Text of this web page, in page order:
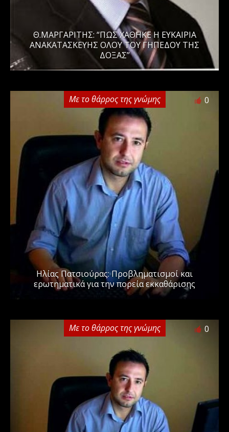
Θ.ΜΑΡΓΑΡΙΤΗΣ: “ΠΩΣ ΧΑΘΗΚΕ Η ΕΥΚΑΙΡΙΑ
ΑΝΑΚΑΤΑΣΚΕΥΗΣ ΟΛΟΥ ΤΟΥ ΓΗΠΕΔΟΥ ΤΗΣ
ΔΟΞΑΣ”
Με το θάρρος της γνώμης 0
Ηλίας Πατσιούρας: Προβληματισμοί και
ερωτηματικά για την πορεία εκκαθάρισης
Με το θάρρος της γνώμης 0